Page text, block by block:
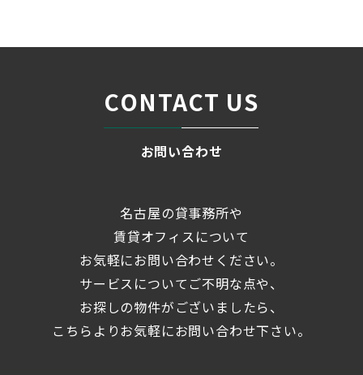
CONTACT US
お問い合わせ
名古屋の貸事務所や
賃貸オフィスについて
お気軽にお問い合わせください。
サービスについてご不明な点や、
お探しの物件がございましたら、
こちらよりお気軽にお問い合わせ下さい。